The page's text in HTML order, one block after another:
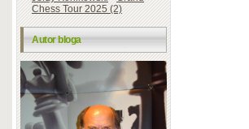
Chess Tour 2025 (2)
Autor bloga